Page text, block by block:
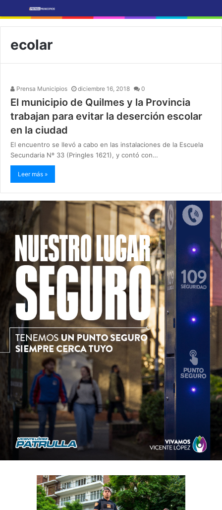
ecolar
Prensa Municipios diciembre 16, 2018 0
El municipio de Quilmes y la Provincia
trabajan para evitar la deserción escolar
en la ciudad
El encuentro se llevó a cabo en las instalaciones de la Escuela
Secundaria Nº 33 (Pringles 1621), y contó con…
Leer más »